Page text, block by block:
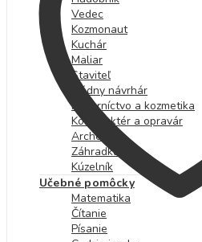
Vedec
Kozmonaut
Kuchár
Maliar
Staviteľ
Módny návrhár
Kaderníctvo a kozmetika
Konštruktér a opravár
Archeológ
Záhradkár
Kúzelník
Učebné pomôcky
Matematika
Čítanie
Písanie